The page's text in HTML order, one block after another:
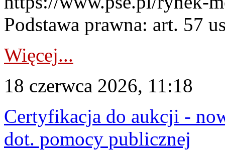
Podstawa prawna: art. 57
Więcej...
18 czerwca 2026, 11:18
Certyfikacja do aukcji -
dot. pomocy publicznej